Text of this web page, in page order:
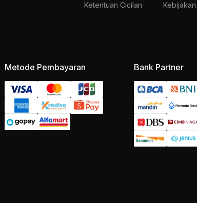
Ketentuan Cicilan
Metode Pembayaran Bank Partner